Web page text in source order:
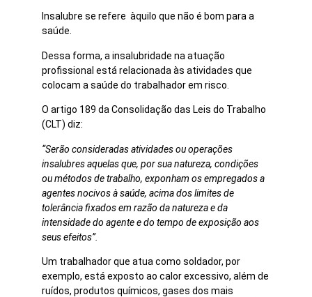
Insalubre se refere àquilo que não é bom para a
saúde.
Dessa forma, a insalubridade na atuação
profissional está relacionada às atividades que
colocam a saúde do trabalhador em risco.
O artigo 189 da Consolidação das Leis do Trabalho
(CLT) diz:
“Serão consideradas atividades ou operações
insalubres aquelas que, por sua natureza, condições
ou métodos de trabalho, exponham os empregados a
agentes nocivos à saúde, acima dos limites de
tolerância fixados em razão da natureza e da
intensidade do agente e do tempo de exposição aos
seus efeitos”.
Um trabalhador que atua como soldador, por
exemplo, está exposto ao calor excessivo, além de
ruídos, produtos químicos, gases dos mais